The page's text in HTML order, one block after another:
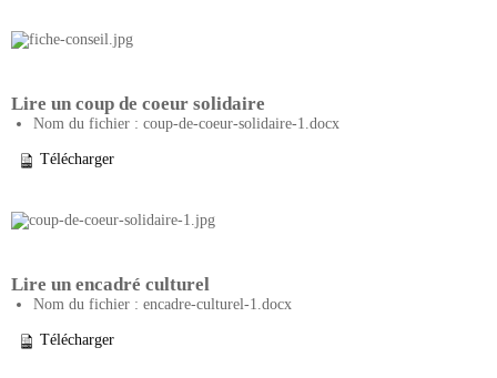
Lire un coup de coeur solidaire
Nom du fichier : coup-de-coeur-solidaire-1.docx
Télécharger
Lire un encadré culturel
Nom du fichier : encadre-culturel-1.docx
Télécharger